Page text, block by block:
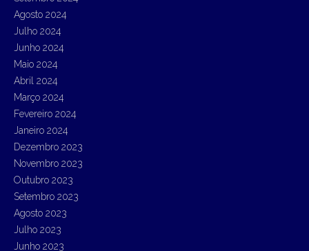
Agosto 2024
Julho 2024
Junho 2024
Maio 2024
Abril 2024
Março 2024
Fevereiro 2024
Janeiro 2024
Dezembro 2023
Novembro 2023
Outubro 2023
Setembro 2023
Agosto 2023
Julho 2023
Junho 2023